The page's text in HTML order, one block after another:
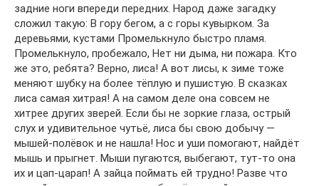
задние ноги впереди передних. Народ даже загадку
сложил такую: В гору бегом, а с горы кувырком. За
деревьями, кустами Промелькнуло быстро пламя.
Промелькнуло, пробежало, Нет ни дыма, ни пожара. Кто
же это, ребята? Верно, лиса! А вот лисы, к зиме тоже
меняют шубку на более тёплую и пушистую. В сказках
лиса самая хитрая! А на самом деле она совсем не
хитрее других зверей. Если бы не зоркие глаза, острый
слух и удивительное чутьё, лиса бы свою добычу —
мышей-полёвок и не нашла! Нос и уши помогают, найдёт
мышь и прыгнет. Мыши пугаются, выбегают, тут-то она
их и цап-царап! А зайца поймать ей трудно! Разве что